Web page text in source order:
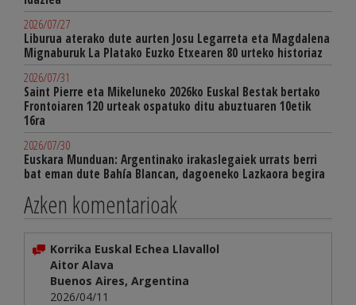
2026/07/27
Liburua aterako dute aurten Josu Legarreta eta Magdalena
Mignaburuk La Platako Euzko Etxearen 80 urteko historiaz
2026/07/31
Saint Pierre eta Mikeluneko 2026ko Euskal Bestak bertako
Frontoiaren 120 urteak ospatuko ditu abuztuaren 10etik
16ra
2026/07/30
Euskara Munduan: Argentinako irakaslegaiek urrats berri
bat eman dute Bahía Blancan, dagoeneko Lazkaora begira
Azken komentarioak
Korrika Euskal Echea Llavallol
Aitor Alava
Buenos Aires, Argentina
2026/04/11